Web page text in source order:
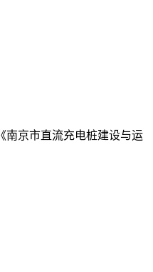
《南京市直流充电桩建设与运